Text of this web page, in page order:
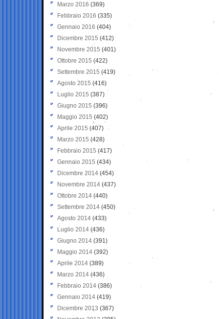
Marzo 2016 (369)
Febbraio 2016 (335)
Gennaio 2016 (404)
Dicembre 2015 (412)
Novembre 2015 (401)
Ottobre 2015 (422)
Settembre 2015 (419)
Agosto 2015 (416)
Luglio 2015 (387)
Giugno 2015 (396)
Maggio 2015 (402)
Aprile 2015 (407)
Marzo 2015 (428)
Febbraio 2015 (417)
Gennaio 2015 (434)
Dicembre 2014 (454)
Novembre 2014 (437)
Ottobre 2014 (440)
Settembre 2014 (450)
Agosto 2014 (433)
Luglio 2014 (436)
Giugno 2014 (391)
Maggio 2014 (392)
Aprile 2014 (389)
Marzo 2014 (436)
Febbraio 2014 (386)
Gennaio 2014 (419)
Dicembre 2013 (367)